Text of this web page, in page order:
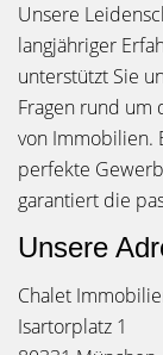
Unsere
langjähriger
unterstützt Sie
Fragen rund um
von Immobilien.
perfekte
garantiert die
Unsere
Chalet
Isartorplatz 1